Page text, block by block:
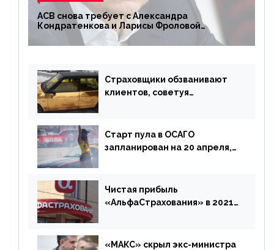
АСВ снова требует с Александра
Кондратенкова и Ларисы Фроловой
возмещения убытков на 1,5 млрд р.
Страховщики обзванивают
клиентов, советуя
Старт пула в ОСАГО
запланирован на 20 апреля,
дублировать [дополнено]
Чистая прибыль
«АльфаСтрахования» в 2021
«МАКС» скрыл экс-министра